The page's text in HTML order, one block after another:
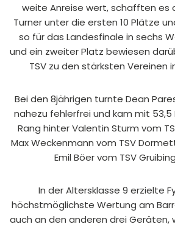
weite Anreise wert, schafften es
Turner unter die ersten 10 Plätze
so für das Landesfinale in sechs
und ein zweiter Platz bewiesen
TSV zu den stärksten Vereinen
Bei den 8jährigen turnte Dean
nahezu fehlerfrei und kam mit 53,5
Rang hinter Valentin Sturm vom
Max Weckenmann vom TSV
Emil Böer vom TSV
In der Altersklasse 9 erzielte
höchstmöglichste Wertung am
auch an den anderen drei Geräten,